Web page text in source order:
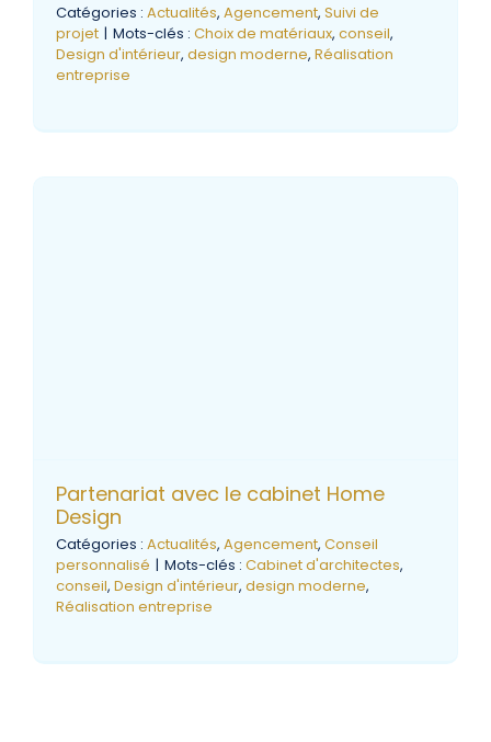
Catégories : Actualités, Agencement, Suivi de
projet | Mots-clés : Choix de matériaux, conseil,
Design d'intérieur, design moderne, Réalisation
entreprise
Partenariat avec le cabinet Home
Design
Catégories : Actualités, Agencement, Conseil
personnalisé | Mots-clés : Cabinet d'architectes,
conseil, Design d'intérieur, design moderne,
Réalisation entreprise